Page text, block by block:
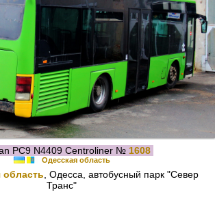
PC9 N4409 Centroliner № 1608
Одесская область
область , Одесса, автобусный парк "Север
Транс"